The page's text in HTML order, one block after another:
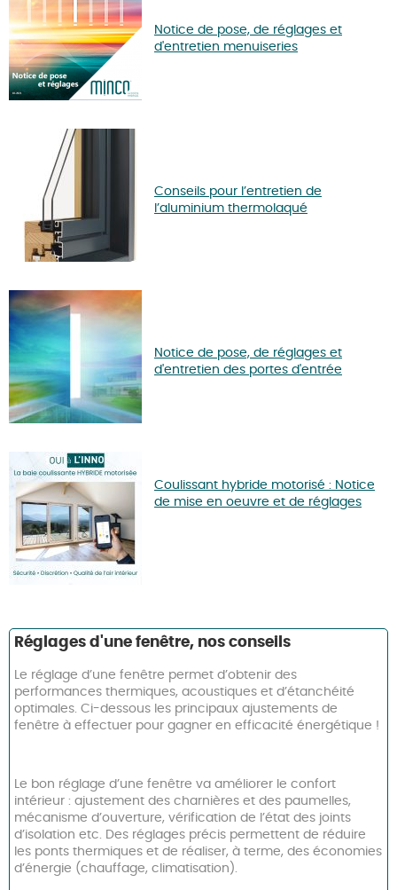
Notice de pose, de réglages et
d'entretien menuiseries
Conseils pour l’entretien de
l’aluminium thermolaqué
Notice de pose, de réglages et
d'entretien des portes d'entrée
Coulissant hybride motorisé : Notice
de mise en oeuvre et de réglages
Réglages d'une fenêtre, nos conseils
Le réglage d’une fenêtre permet d’obtenir des
performances thermiques, acoustiques et d’étanchéité
optimales. Ci-dessous les principaux ajustements de
fenêtre à effectuer pour gagner en efficacité énergétique !
Le bon réglage d’une fenêtre va améliorer le confort
intérieur : ajustement des charnières et des paumelles,
mécanisme d’ouverture, vérification de l’état des joints
d’isolation etc. Des réglages précis permettent de réduire
les ponts thermiques et de réaliser, à terme, des économies
d’énergie (chauffage, climatisation).